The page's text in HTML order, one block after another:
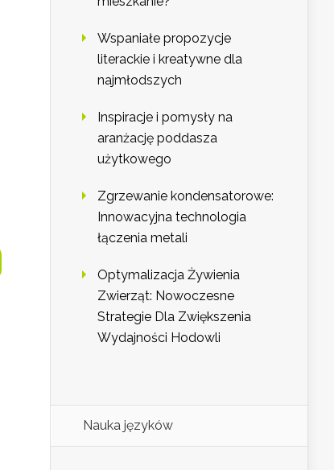
Wspaniałe propozycje
literackie i kreatywne dla
najmłodszych
Inspiracje i pomysły na
aranżację poddasza
użytkowego
Zgrzewanie kondensatorowe:
Innowacyjna technologia
łączenia metali
Optymalizacja Żywienia
Zwierząt: Nowoczesne
Strategie Dla Zwiększenia
Wydajności Hodowli
Nauka języków